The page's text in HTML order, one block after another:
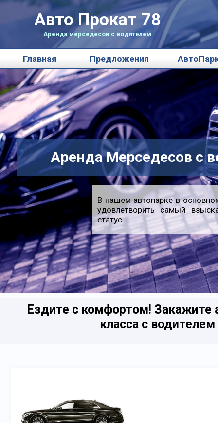
Авто Прокат 78
Аренда мерседесов с водителем
Главная Предложения
Аренда Мерседесов с
В нашем автопарке в
удовлетворить самый
статус.
Ездите с комфортом!
класса с